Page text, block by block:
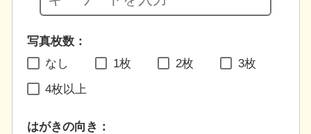
写真枚数：
なし
1枚 2枚 3枚
4枚以上
はがきの向き：